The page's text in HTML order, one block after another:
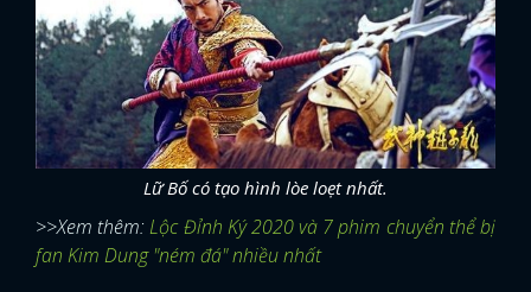
Lữ Bố có tạo hình lòe loẹt nhất.
>>Xem thêm:Lộc Đỉnh Ký 2020 và 7 phim chuyển thể bị
fan Kim Dung "ném đá" nhiều nhất